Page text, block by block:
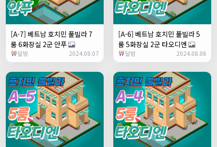
[A-7] 베트남 호치민 풀빌라 7
룸 6화장실 2군 안푸
달밤 2024.08.07
[A-6] 베트남 호치민 풀빌라 5
룸 5화장실 2군 타오디엔
달밤 2024.08.06